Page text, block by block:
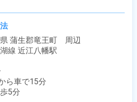
蒲生郡竜王町　周辺
線 近江八幡駅
ら車で15分
5分